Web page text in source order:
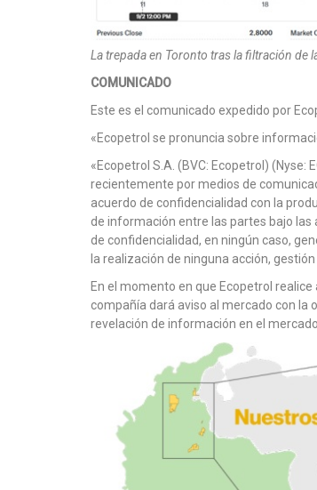
La trepada en Toronto tras la filtración de
COMUNICADO
Este es el comunicado expedido por
«Ecopetrol se pronuncia sobre
«Ecopetrol S.A. (BVC: Ecopetrol)
recientemente por medios de
acuerdo de confidencialidad con la
de información entre las partes bajo
de confidencialidad, en ningún caso,
la realización de ninguna acción,
En el momento en que Ecopetrol
compañía dará aviso al mercado con la
revelación de información en el